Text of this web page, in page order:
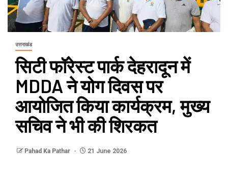
उत्तराखंड
सिटी फॉरेस्ट पार्क देहरादून में
MDDA ने योग दिवस पर
आयोजित किया कार्यक्रम, मुख्य
सचिव ने भी की शिरकत
Pahad Ka Pathar 21 June 2026